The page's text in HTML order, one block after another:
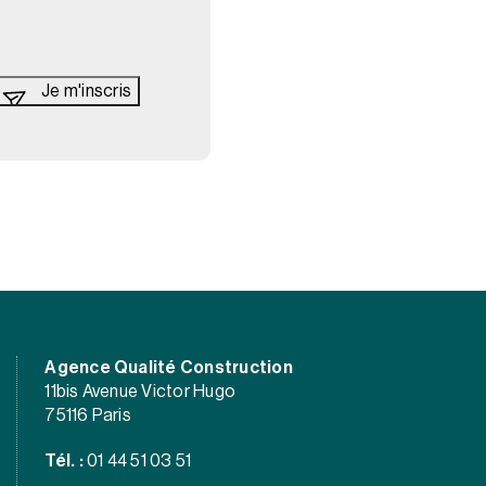
Agence Qualité Construction
11bis Avenue Victor Hugo
75116 Paris
Tél. : 01 44 51 03 51